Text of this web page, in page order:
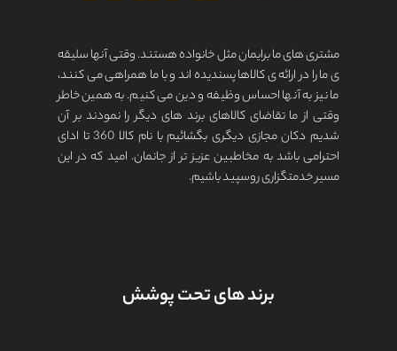
مشتری های ما برایمان مثل خانواده هستند. وقتی آنها سلیقه
ی ما را در ارائه ی کالاها پسندیده اند و با ما همراهی می کنند،
ما نیز به آنها احساس وظیفه و دین می کنیم. به همین خاطر
وقتی از ما تقاضای کالاهای برند های دیگر را نمودند بر آن
شدیم دکان مجازی دیگری بگشائیم با نام کالا 360 تا ادای
احترامی باشد به مخاطبین عزیز تر از جانمان. امید که در این
مسیر خدمتگزاری روسپید باشیم.
برند های تحت پوشش